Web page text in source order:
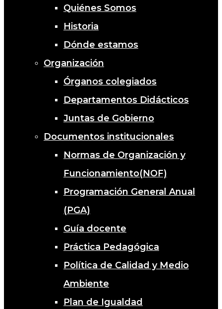
Quiénes Somos
Historia
Dónde estamos
Organización
Órganos colegiados
Departamentos Didácticos
Juntas de Gobierno
Documentos institucionales
Normas de Organización y
Funcionamiento(NOF)
Programación General Anual
(PGA)
Guía docente
Práctica Pedagógica
Política de Calidad y Medio
Ambiente
Plan de Igualdad